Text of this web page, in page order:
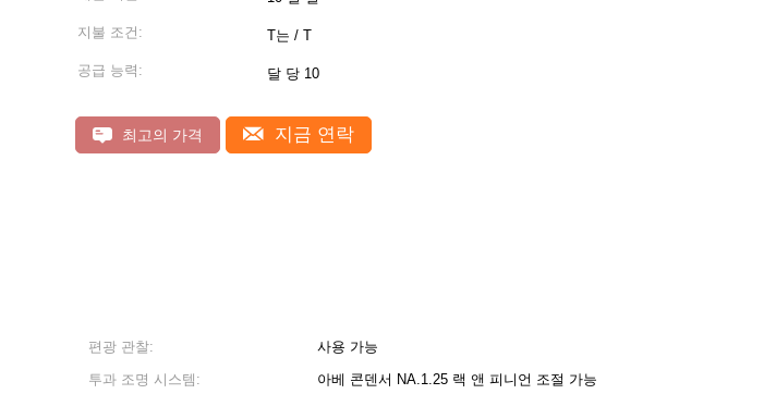
지불 조건: T는 / T
공급 능력: 달 당 10
최고의 가격 지금 연락
편광 관찰:
사용 가능
투과 조명 시스템:
아베 콘덴서 NA.1.25 랙 앤 피니언 조절 가능